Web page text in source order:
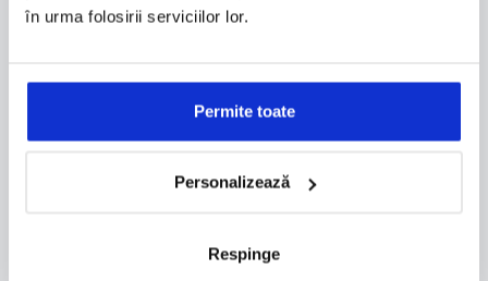
în urma folosirii serviciilor lor.
Permite toate
Personalizează
Respinge